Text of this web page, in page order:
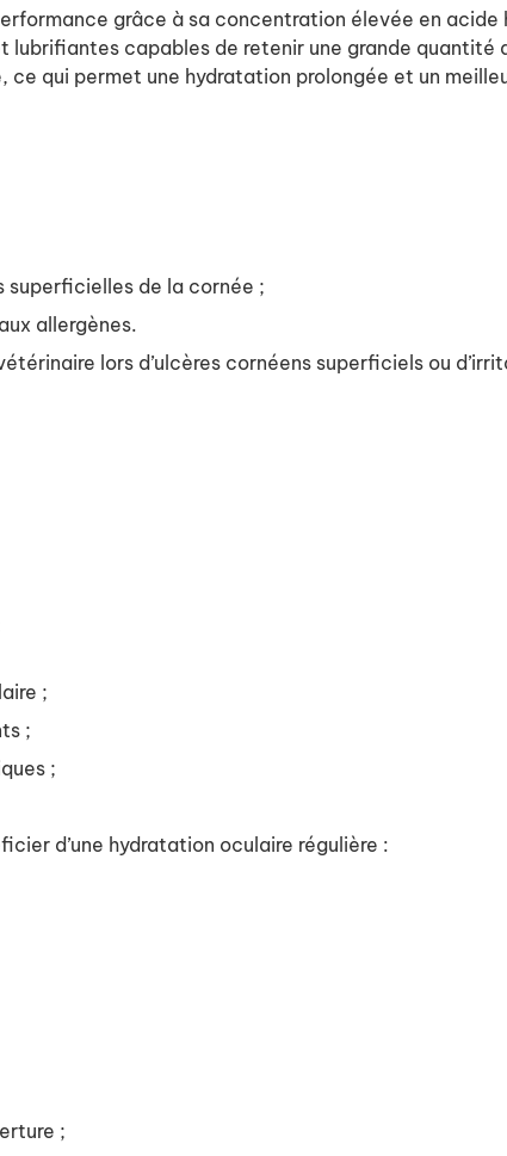
grâce à sa concentration élevée en acide
lubrifiantes capables de retenir une grande quantité
qui permet une hydratation prolongée et un
de la cornée ;
allergènes.
lors d’ulcères cornéens superficiels ou
;
;
;
d’une hydratation oculaire régulière :
;